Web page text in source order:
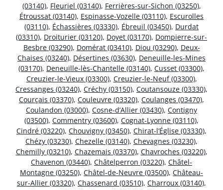
(03140), Fleuriel (03140), Ferrières-sur-Sichon (03250),
Étroussat (03140), Espinasse-Vozelle (03110), Escurolles
(03110), Échassières (03330), Ébreuil (03450), Durdat
(03310), Droiturier (03120), Doyet (03170), Dompierre-sur-
Besbre (03290), Domérat (03410), Diou (03290), Deux-
Chaises (03240), Désertines (03630), Deneuille-les-Mines
(03170), Deneuille-lès-Chantelle (03140), Cusset (03300),
Creuzier-le-Vieux (03300), Creuzier-le-Neuf (03300),
Cressanges (03240), Créchy (03150), Coutansouze (03330),
Courçais (03370), Couleuvre (03320), Coulanges (03470),
Coulandon (03000), Cosne-d’Allier (03430), Contigny
(03500), Commentry (03600), Cognat-Lyonne (03110),
Cindré (03220), Chouvigny (03450), Chirat-l’Église (03330),
Chézy (03230), Chezelle (03140), Chevagnes (03230),
Chemilly (03210), Chazemais (03370), Chavroches (03220),
Chavenon (03440), Châtelperron (03220), Châtel-
Montagne (03250), Châtel-de-Neuvre (03500), Château-
sur-Allier (03320), Chassenard (03510), Charroux (03140),